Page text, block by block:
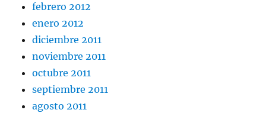
febrero 2012
enero 2012
diciembre 2011
noviembre 2011
octubre 2011
septiembre 2011
agosto 2011